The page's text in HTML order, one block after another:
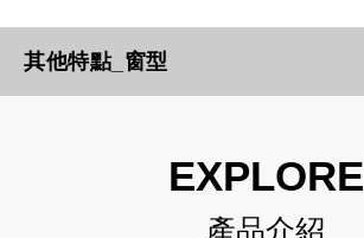
其他特點_窗型
EXPLORE
產品介紹